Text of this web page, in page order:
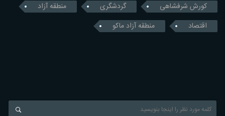
کورش شرفشاهی گردشگری
منطقه آزاد
اقتصاد
منطقه آزاد ماکو